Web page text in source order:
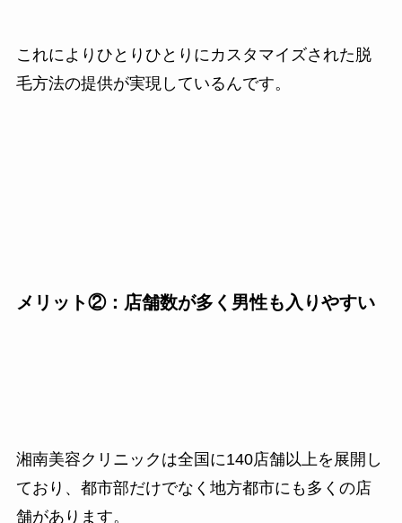
これによりひとりひとりにカスタマイズされた脱
毛方法の提供が実現しているんです。
メリット②：店舗数が多く男性も入りやすい
湘南美容クリニックは全国に140店舗以上を展開し
ており、都市部だけでなく地方都市にも多くの店
舗があります。